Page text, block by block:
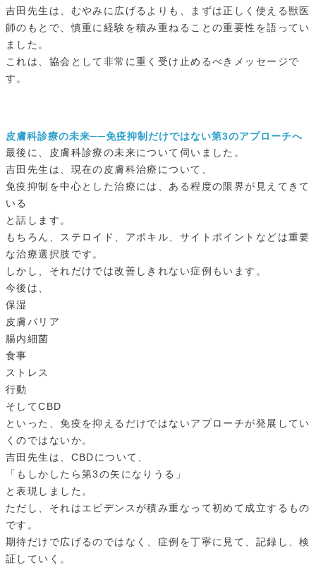
吉田先生は、むやみに広げるよりも、まずは正しく使える獣医
師のもとで、慎重に経験を積み重ねることの重要性を語ってい
ました。
これは、協会として非常に重く受け止めるべきメッセージで
す。
皮膚科診療の未来──免疫抑制だけではない第3のアプローチへ
最後に、皮膚科診療の未来について伺いました。
吉田先生は、現在の皮膚科治療について、
免疫抑制を中心とした治療には、ある程度の限界が見えてきて
いる
と話します。
もちろん、ステロイド、アポキル、サイトポイントなどは重要
な治療選択肢です。
しかし、それだけでは改善しきれない症例もいます。
今後は、
保湿
皮膚バリア
腸内細菌
食事
ストレス
行動
そしてCBD
といった、免疫を抑えるだけではないアプローチが発展してい
くのではないか。
吉田先生は、CBDについて、
「もしかしたら第3の矢になりうる」
と表現しました。
ただし、それはエビデンスが積み重なって初めて成立するもの
です。
期待だけで広げるのではなく、症例を丁寧に見て、記録し、検
証していく。